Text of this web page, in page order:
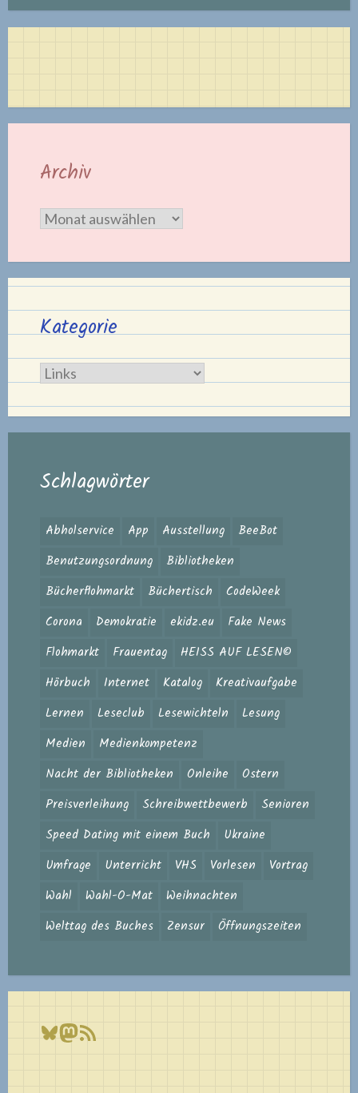
Archiv
Archiv
Kategorie
Kategorie
Schlagwörter
Abholservice App Ausstellung
BeeBot
Benutzungsordnung
Bibliotheken
Bücherflohmarkt
Büchertisch
CodeWeek
Corona
Demokratie ekidz.eu
Fake News
Flohmarkt
Frauentag
HEISS AUF LESEN©
Hörbuch
Internet Katalog
Kreativaufgabe
Lernen
Leseclub Lesewichteln
Lesung
Medien
Medienkompetenz
Nacht der Bibliotheken
Onleihe
Ostern
Preisverleihung
Schreibwettbewerb
Senioren
Speed Dating mit einem Buch
Ukraine
Umfrage
Unterricht VHS Vorlesen
Vortrag
Wahl
Wahl-O-Mat
Weihnachten
Welttag des Buches
Zensur Öffnungszeiten
Bluesky
Mastodon
RSS-Feed